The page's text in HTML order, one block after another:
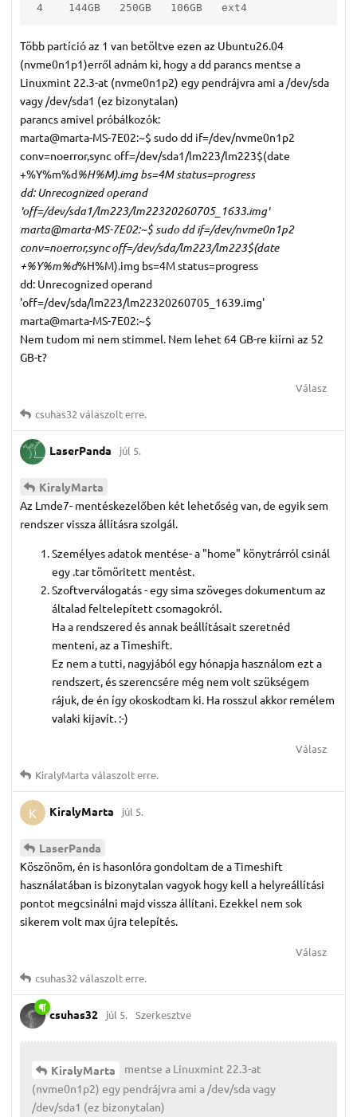
4    144GB   250GB   106GB   ext4
Több partíció az 1 van betöltve ezen az Ubuntu26.04
(nvme0n1p1)erről adnám ki, hogy a dd parancs mentse a
Linuxmint 22.3-at (nvme0n1p2) egy pendrájvra ami a /dev/sda
vagy /dev/sda1 (ez bizonytalan)
parancs amivel próbálkozók:
marta@marta-MS-7E02:~$ sudo dd if=/dev/nvme0n1p2
conv=noerror,sync off=/dev/sda1/lm223/lm223$(date
+%Y%m%d%H%M).img bs=4M status=progress
dd: Unrecognized operand
'off=/dev/sda1/lm223/lm22320260705_1633.img'
marta@marta-MS-7E02:~$ sudo dd if=/dev/nvme0n1p2
conv=noerror,sync off=/dev/sda/lm223/lm223$(date
+%Y%m%d%H%M).img bs=4M status=progress
dd: Unrecognized operand
'off=/dev/sda/lm223/lm22320260705_1639.img'
marta@marta-MS-7E02:~$
Nem tudom mi nem stimmel. Nem lehet 64 GB-re kiírni az 52
GB-t?
Válasz
csuhas32 válaszolt erre.
LaserPanda júl 5.
KiralyMarta
Az Lmde7- mentéskezelőben két lehetőség van, de egyik sem
rendszer vissza állításra szolgál.
Személyes adatok mentése- a "home" könytrárról csinál
egy .tar tömöritett mentést.
Szoftverválogatás - egy sima szöveges dokumentum az
általad feltelepített csomagokról.
Ha a rendszered és annak beállításait szeretnéd
menteni, az a Timeshift.
Ez nem a tutti, nagyjából egy hónapja használom ezt a
rendszert, és szerencsére még nem volt szükségem
rájuk, de én így okoskodtam ki. Ha rosszul akkor remélem
valaki kijavít. :-)
Válasz
KiralyMarta válaszolt erre.
K KiralyMarta júl 5.
LaserPanda
Köszönöm, én is hasonlóra gondoltam de a Timeshift
használatában is bizonytalan vagyok hogy kell a helyreállítási
pontot megcsinálni majd vissza állítani. Ezekkel nem sok
sikerem volt max újra telepítés.
Válasz
csuhas32 válaszolt erre.
csuhas32 júl 5. Szerkesztve
KiralyMarta
mentse a Linuxmint 22.3-at
(nvme0n1p2) egy pendrájvra ami a /dev/sda vagy
/dev/sda1 (ez bizonytalan)